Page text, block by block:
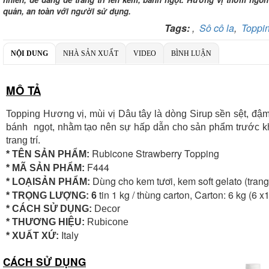
quản, an toàn với người sử dụng.
Tags:, Sô cô la,
NỘI DUNG NHÀ SẢN XUẤT VIDEO BÌNH LUẬN
MÔ TẢ
Topping Hương vị, mùi vị Dâu tây là dòng Sirup sền sệt,
bánh ngọt, nhằm tạo nên sự hấp dẫn cho sản phẩm trước
trang trí.
* TÊN SẢN PHẨM: Rubicone Strawberry Topping
* MÃ SẢN PHẨM: F444
* LOẠISẢN PHẨM: Dùng cho kem tươi, kem soft gelato
* TRỌNG LƯỢNG: 6 tin 1 kg / thùng carton, Carton: 6 kg (6
* CÁCH SỬ DỤNG: Decor
* THƯƠNG HIỆU: Rubicone
* XUẤT XỨ: Italy
CÁCH SỬ DỤNG